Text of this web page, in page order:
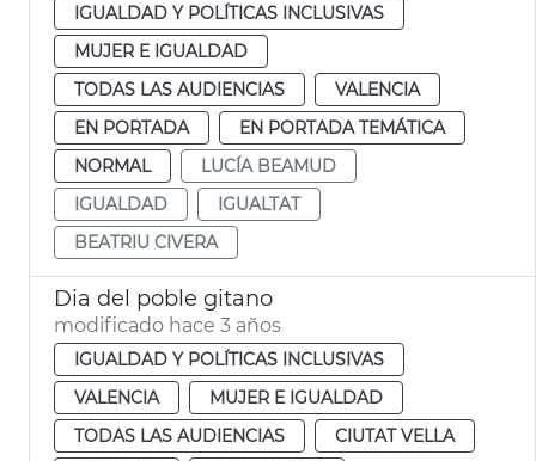
IGUALDAD Y POLÍTICAS INCLUSIVAS
MUJER E IGUALDAD
TODAS LAS AUDIENCIAS
VALENCIA
EN PORTADA
EN PORTADA TEMÁTICA
NORMAL
LUCÍA BEAMUD
IGUALDAD
IGUALTAT
BEATRIU CIVERA
Dia del poble gitano
modificado hace 3 años
IGUALDAD Y POLÍTICAS INCLUSIVAS
VALENCIA
MUJER E IGUALDAD
TODAS LAS AUDIENCIAS
CIUTAT VELLA